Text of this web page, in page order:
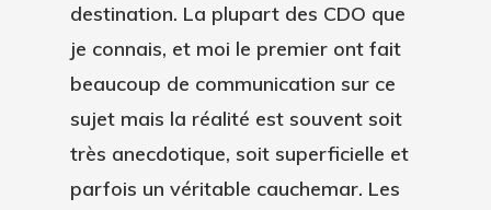
destination. La plupart des CDO que
je connais, et moi le premier ont fait
beaucoup de communication sur ce
sujet mais la réalité est souvent soit
très anecdotique, soit superficielle et
parfois un véritable cauchemar. Les